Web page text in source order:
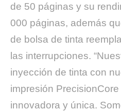
de 50 páginas y su
000 páginas, además
de bolsa de tinta
las interrupciones.
inyección de tinta con
impresión
innovadora y única.